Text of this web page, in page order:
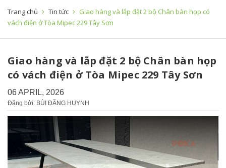
Trang chủ Tin tức
Giao hàng và lắp đặt 2 bộ Chân bàn họp có
vách điện ở Tòa Mipec 229 Tây Sơn
Giao hàng và lắp đặt 2 bộ Chân bàn họp
có vách điện ở Tòa Mipec 229 Tây Sơn
06 APRIL, 2026
Đăng bởi: BÙI ĐĂNG HUYNH